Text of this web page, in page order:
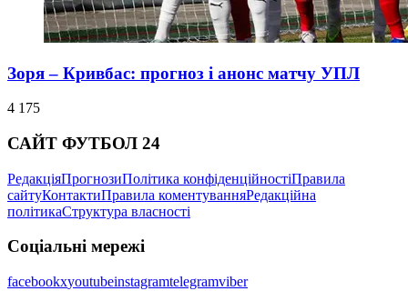
Зоря – Кривбас: прогноз і анонс матчу УПЛ
4 175
САЙТ ФУТБОЛ 24
РедакціяПрогнозиПолітика конфіденційностіПравила
сайтуКонтактиПравила коментуванняРедакційна
політикаСтруктура власності
Соціальні мережі
facebookxyoutubeinstagramtelegramviber